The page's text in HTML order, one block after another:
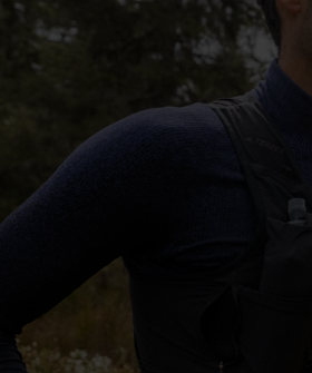
-10°
-15°
-20°
-30°